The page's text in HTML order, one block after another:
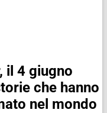
il 4 giugno
che hanno
nel mondo